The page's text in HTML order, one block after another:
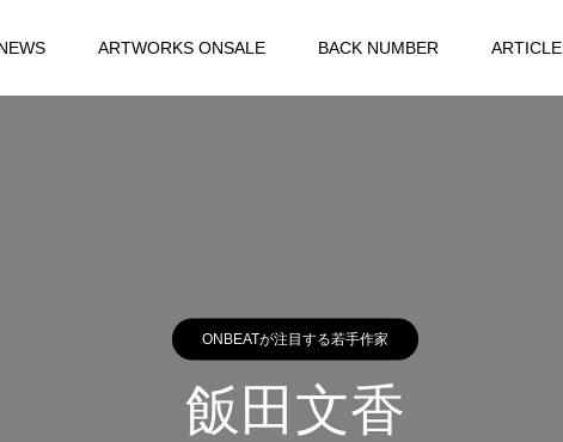
ARTWORKS ONSALE BACK NUMBER
ONBEATが注目する若手作家
飯田文香